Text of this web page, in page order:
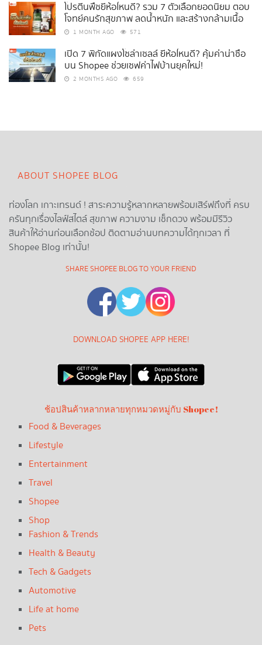
โปรตีนพืชยี่ห้อไหนดี? รวม 7 ตัวเลือกยอดนิยม ตอบ
โจทย์คนรักสุขภาพ ลดน้ำหนัก และสร้างกล้ามเนื้อ
1 MONTH AGO 571
เปิด 7 พิกัดแผงโซล่าเซลล์ ยี่ห้อไหนดี? คุ้มค่าน่าซื้อ
บน Shopee ช่วยเซฟค่าไฟบ้านยุคใหม่!
2 MONTHS AGO 659
ABOUT SHOPEE BLOG
ท่องโลก เกาะเทรนด์ ! สาระความรู้หลากหลายพร้อมเสิร์ฟถึงที่ ครบ
ครันทุกเรื่องไลฟ์สไตล์ สุขภาพ ความงาม เช็กดวง พร้อมมีรีวิว
สินค้าให้อ่านก่อนเลือกช้อป ติดตามอ่านบทความได้ทุกเวลา ที่
Shopee Blog เท่านั้น!
SHARE SHOPEE BLOG TO YOUR FRIEND
DOWNLOAD SHOPEE APP HERE!
ช้อปสินค้าหลากหลายทุกหมวดหมู่กับ Shopee!
Food & Beverages
Lifestyle
Entertainment
Travel
Shopee
Shop
Fashion & Trends
Health & Beauty
Tech & Gadgets
Automotive
Life at home
Pets